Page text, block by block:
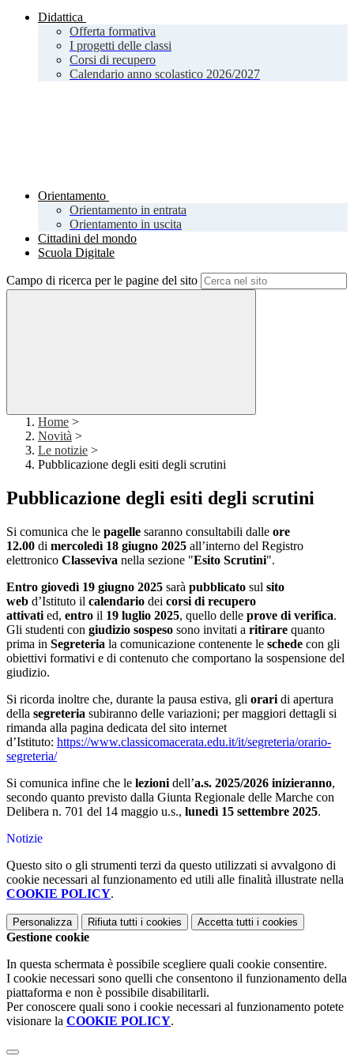
Didattica
Offerta formativa
I progetti delle classi
Corsi di recupero
Calendario anno scolastico 2026/2027
Orientamento
Orientamento in entrata
Orientamento in uscita
Cittadini del mondo
Scuola Digitale
Campo di ricerca per le pagine del sito
Home >
Novità >
Le notizie >
Pubblicazione degli esiti degli scrutini
Pubblicazione degli esiti degli scrutini
Si comunica che le pagelle saranno consultabili dalle ore
12.00 di mercoledì 18 giugno 2025 all’interno del Registro
elettronico Classeviva nella sezione "Esito Scrutini".
Entro giovedì 19 giugno 2025 sarà pubblicato sul sito
web d’Istituto il calendario dei corsi di recupero
attivati ed, entro il 19 luglio 2025, quello delle prove di verifica.
Gli studenti con giudizio sospeso sono invitati a ritirare quanto
prima in Segreteria la comunicazione contenente le schede con gli
obiettivi formativi e di contenuto che comportano la sospensione del
giudizio.
Si ricorda inoltre che, durante la pausa estiva, gli orari di apertura
della segreteria subiranno delle variazioni; per maggiori dettagli si
rimanda alla pagina dedicata del sito internet
d’Istituto: https://www.classicomacerata.edu.it/it/segreteria/orario-
segreteria/
Si comunica infine che le lezioni dell’a.s. 2025/2026 inizieranno,
secondo quanto previsto dalla Giunta Regionale delle Marche con
Delibera n. 701 del 14 maggio u.s., lunedì 15 settembre 2025.
Notizie
Questo sito o gli strumenti terzi da questo utilizzati si avvalgono di
cookie necessari al funzionamento ed utili alle finalità illustrate nella
COOKIE POLICY.
Personalizza Rifiuta tutti i cookies Accetta tutti i cookies
Gestione cookie
In questa schermata è possibile scegliere quali cookie consentire.
I cookie necessari sono quelli che consentono il funzionamento della
piattaforma e non è possibile disabilitarli.
Per conoscere quali sono i cookie necessari al funzionamento potete
visionare la COOKIE POLICY.